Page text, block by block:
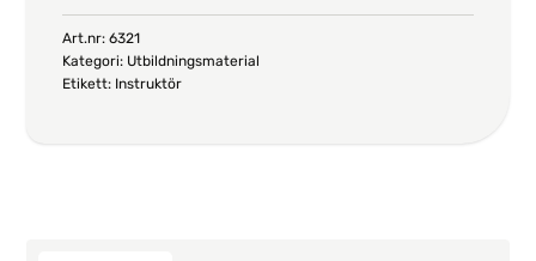
st
mängd
Art.nr:6321
Kategori: Utbildningsmaterial
Etikett: Instruktör